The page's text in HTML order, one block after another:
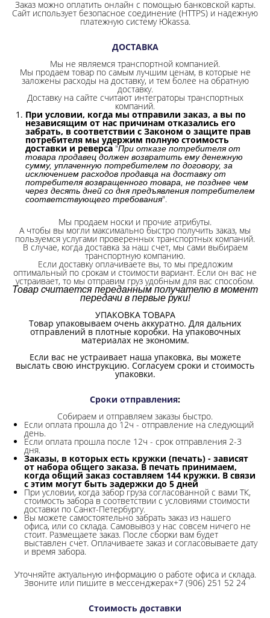
Заказ можно оплатить онлайн с помощью банковской карты.
Сайт использует безопасное соединение (HTTPS) и надежную
платежную систему Юkassa.
ДОСТАВКА
Мы не являемся транспортной компанией.
Мы продаем товар по самым лучшим ценам, в которые не
заложены расходы на доставку, и тем более на обратную
доставку.
Доставку на сайте считают интеграторы транспортных
компаний.
При условии, когда мы отправили заказ, а вы по
независящим от нас причинам отказались его
забрать, в соответствии с Законом о защите прав
потребителя мы удержим полную стоимость
доставки и реверса "При отказе потребителя от
товара продавец должен возвратить ему денежную
сумму, уплаченную потребителем по договору, за
исключением расходов продавца на доставку от
потребителя возвращенного товара, не позднее чем
через десять дней со дня предъявления потребителем
соответствующего требования".
Мы продаем носки и прочие атрибуты.
А чтобы вы могли максимально быстро получить заказ, мы
пользуемся услугами проверенных транспортных компаний.
В случае, когда доставка за наш счет, мы сами выбираем
транспортную компанию.
Если доставку оплачиваете вы, то мы предложим
оптимальный по срокам и стоимости вариант. Если он вас не
устраивает, то мы отправим груз удобным для вас способом.
Товар считается переданным получателю в момент
передачи в первые руки!
УПАКОВКА ТОВАРА
Товар упаковываем очень аккуратно. Для дальних
отправлений в плотные коробки. На упаковочных
материалах не экономим.
Если вас не устраивает наша упаковка, вы можете
выслать свою инструкцию. Согласуем сроки и стоимость
упаковки.
Сроки отправления:
Собираем и отправляем заказы быстро.
Если оплата прошла до 12ч - отправление на следующий
день.
Если оплата прошла после 12ч - срок отправления 2-3
дня.
Заказы, в которых есть кружки (печать) - зависят
от набора общего заказа. В печать принимаем,
когда общий заказ составляем 144 кружки. В связи
с этим могут быть задержки до 5 дней
При условии, когда забор груза согласованной с вами ТК,
стоимость забора в соответствии с условиями стоимости
доставки по Санкт-Петербургу.
Вы можете самостоятельно забрать заказ из нашего
офиса, или со склада. Самовывоз у нас совсем ничего не
стоит. Размещаете заказ. После сборки вам будет
выставлен счет. Оплачиваете заказ и согласовываете дату
и время забора.
Уточняйте актуальную информацию о работе офиса и склада.
Звоните или пишите в мессенджерах+7 (906) 251 52 24
Стоимость доставки